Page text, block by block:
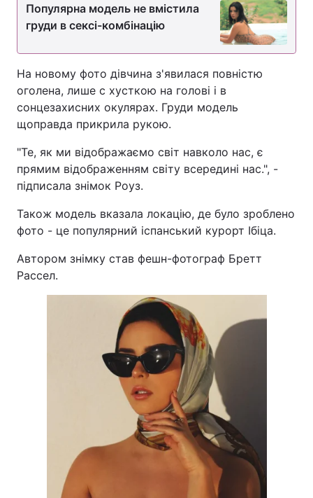
Популярна модель не вмістила
груди в сексі-комбінацію
На новому фото дівчина з'явилася повністю
оголена, лише с хусткою на голові і в
сонцезахисних окулярах. Груди модель
щоправда прикрила рукою.
"Те, як ми відображаємо світ навколо нас, є
прямим відображенням світу всередині нас.", -
підписала знімок Роуз.
Також модель вказала локацію, де було зроблено
фото - це популярний іспанський курорт Ібіца.
Автором знімку став фешн-фотограф Бретт
Рассел.